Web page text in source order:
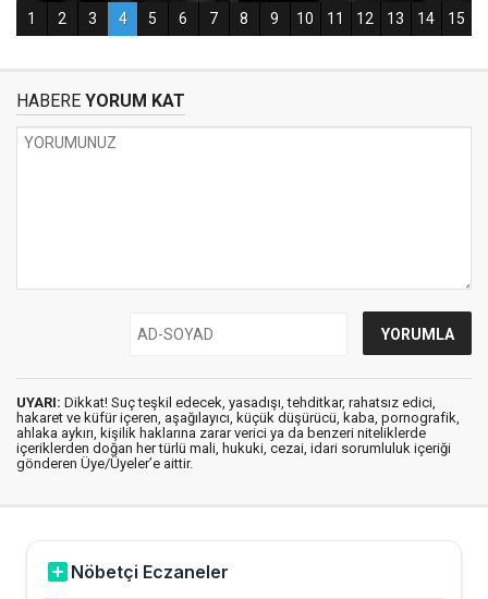
HABERE YORUM KAT
UYARI: Dikkat! Suç teşkil edecek, yasadışı, tehditkar, rahatsız edici,
hakaret ve küfür içeren, aşağılayıcı, küçük düşürücü, kaba, pornografik,
ahlaka aykırı, kişilik haklarına zarar verici ya da benzeri niteliklerde
içeriklerden doğan her türlü mali, hukuki, cezai, idari sorumluluk içeriği
gönderen Üye/Üyeler’e aittir.